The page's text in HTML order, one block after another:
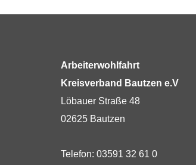
Arbeiterwohlfahrt
Kreisverband Bautzen e.V
Löbauer Straße 48
02625 Bautzen
Telefon: 03591 32 61 0